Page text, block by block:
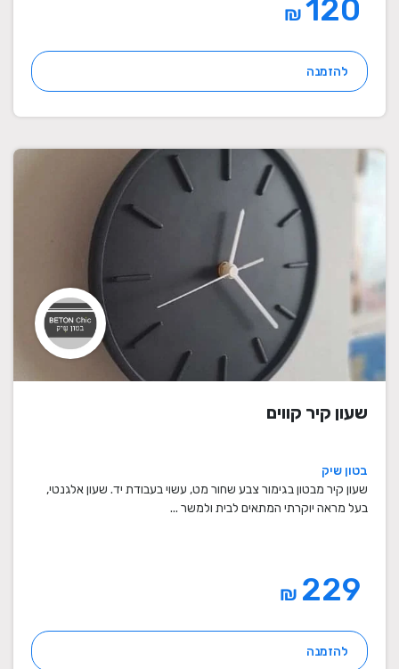
₪
להזמנה
שעון קיר קווים
בטון שיק
שעון קיר מבטון בגימור צבע שחור מט, עשוי בעבודת יד. שעון אלגנטי,
בעל מראה יוקרתי המתאים לבית ולמשר ...
₪
להזמנה